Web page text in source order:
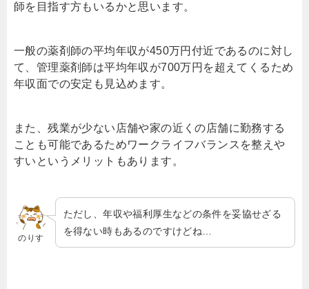
師を目指す方もいるかと思います。
一般の薬剤師の平均年収が450万円付近であるのに対し
て、管理薬剤師は平均年収が700万円を超えてくるため
年収面での安定も見込めます。
また、残業が少ない店舗や家の近くの店舗に勤務する
ことも可能であるためワークライフバランスを整えや
すいというメリットもあります。
のりす
ただし、年収や福利厚生などの条件を妥協せざる
を得ない時もあるのですけどね…